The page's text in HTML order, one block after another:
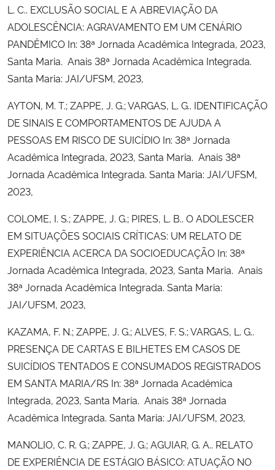
L. C.. EXCLUSÃO SOCIAL E A ABREVIAÇÃO DA
ADOLESCÊNCIA: AGRAVAMENTO EM UM CENÁRIO
PANDÊMICO In: 38ª Jornada Acadêmica Integrada, 2023,
Santa Maria. Anais 38ª Jornada Acadêmica Integrada.
Santa Maria: JAI/UFSM, 2023,
AYTON, M. T.; ZAPPE, J. G.; VARGAS, L. G.. IDENTIFICAÇÃO
DE SINAIS E COMPORTAMENTOS DE AJUDA A
PESSOAS EM RISCO DE SUICÍDIO In: 38ª Jornada
Acadêmica Integrada, 2023, Santa Maria. Anais 38ª
Jornada Acadêmica Integrada. Santa Maria: JAI/UFSM,
2023,
COLOME, I. S.; ZAPPE, J. G.; PIRES, L. B.. O ADOLESCER
EM SITUAÇÕES SOCIAIS CRÍTICAS: UM RELATO DE
EXPERIÊNCIA ACERCA DA SOCIOEDUCAÇÃO In: 38ª
Jornada Acadêmica Integrada, 2023, Santa Maria. Anais
38ª Jornada Acadêmica Integrada. Santa Maria:
JAI/UFSM, 2023,
KAZAMA, F. N.; ZAPPE, J. G.; ALVES, F. S.; VARGAS, L. G..
PRESENÇA DE CARTAS E BILHETES EM CASOS DE
SUICÍDIOS TENTADOS E CONSUMADOS REGISTRADOS
EM SANTA MARIA/RS In: 38ª Jornada Acadêmica
Integrada, 2023, Santa Maria. Anais 38ª Jornada
Acadêmica Integrada. Santa Maria: JAI/UFSM, 2023,
MANOLIO, C. R. G.; ZAPPE, J. G.; AGUIAR, G. A.. RELATO
DE EXPERIÊNCIA DE ESTÁGIO BÁSICO: ATUAÇÃO NO